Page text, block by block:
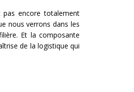
pas encore totalement
nous verrons dans les
Et la composante
de la logistique qui